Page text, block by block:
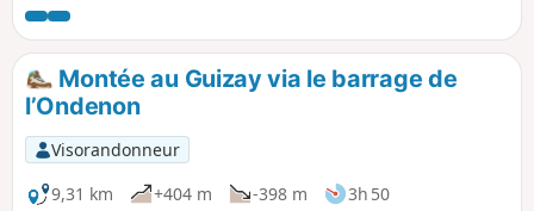
villes de la vallée. Promenade ombragée agréable et
rafraîchissante en été (mais baignade interdite).
Montée au Guizay via le barrage de
l’Ondenon
Visorandonneur
9,31 km
+404 m -398 m
3h 50